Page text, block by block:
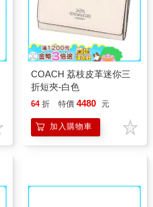
COACH 荔枝皮革迷你三
折短夾-白色
64 折 特價 4480 元
加入購物車